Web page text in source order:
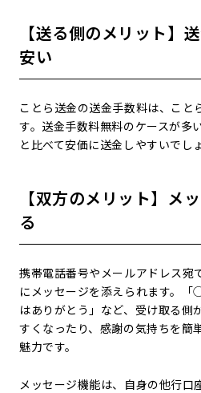
【送る側のメリット】
安い
ことら送金の送金手数料は、こと
す。送金手数料無料のケースが多
と比べて安価に送金しやすいでし
【双方のメリット】メ
る
携帯電話番号やメールアドレス宛
にメッセージを添えられます。
はありがとう」など、受け取る側
すくなったり、感謝の気持ちを簡
魅力です。
メッセージ機能は、自身の他行口